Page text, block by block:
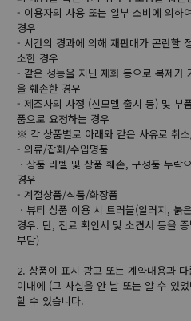
- 이용자의 사용 또는 일부 소비에 의하
경우
- 시간의 경과에 의해 재판매가 곤란할
소한 경우
- 같은 성능을 지닌 재화 등으로 복제가
을 훼손한 경우
- 제조사의 사정 (신모델 출시 등) 및 부
품으로 요청하는 경우
※ 각 상품별로 아래와 같은 사유로 취
- 의류/잡화/수입명품
ㆍ상품 라벨 및 상품 훼손, 구성품 누락
경우
- 계절상품/식품/화장품
ㆍ뷰티 상품 이용 시 트러블(알러지, 붉
경우. 단, 진료 확인서 및 소견서 등을
부담)
2. 상품이 표시 광고 또는 계약내용과
이내에 (그 사실을 안 날 또는 알 수 있
할 수 있습니다.